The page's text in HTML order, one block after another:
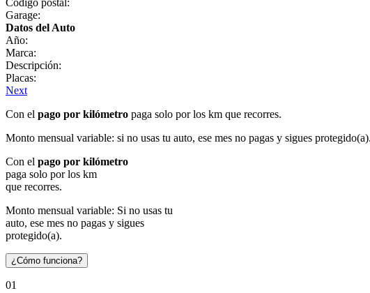
Garage:
Datos del Auto
Año:
Marca:
Descripción:
Placas:
Next
Con el pago por kilómetro paga solo por los km que recorres.
Monto mensual variable: si no usas tu auto, ese mes no pagas y sigues protegido(a).
Con el pago por kilómetro
paga solo por los km
que recorres.
Monto mensual variable: Si no usas tu
auto, ese mes no pagas y sigues
protegido(a).
¿Cómo funciona?
01